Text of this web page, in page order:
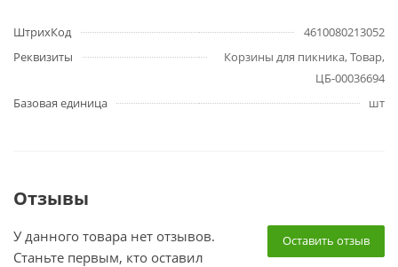
ШтрихКод
4610080213052
Реквизиты
Корзины для пикника, Товар,
ЦБ-00036694
Базовая единица
шт
Отзывы
Оставить отзыв
У данного товара нет отзывов.
Станьте первым, кто оставил